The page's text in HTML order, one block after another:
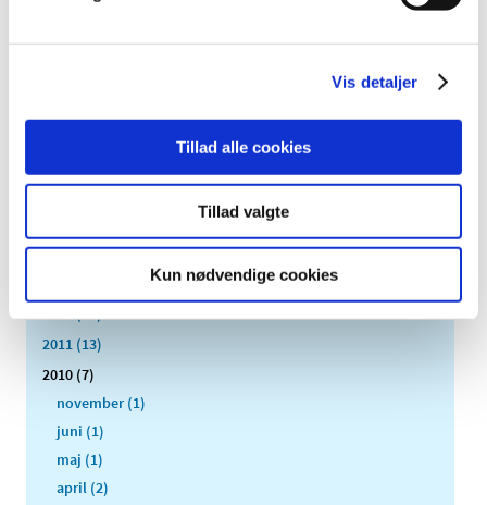
Vis detaljer
Tillad alle cookies
Tillad valgte
Kun nødvendige cookies
2022 (197)
2021 (516)
2016 (167)
2014 (44)
2011 (13)
2010 (7)
november (1)
juni (1)
maj (1)
april (2)